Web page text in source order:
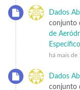
Dados
conjunto
de
há mais de
Dados
conjunto